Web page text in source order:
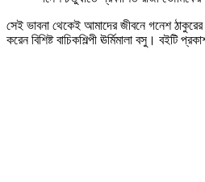
সেই ভাবনা থেকেই আমাদের জীবনে গনেশ
করেন বিশিষ্ট বাচিকশিল্পী ঊর্মিমালা বসু।